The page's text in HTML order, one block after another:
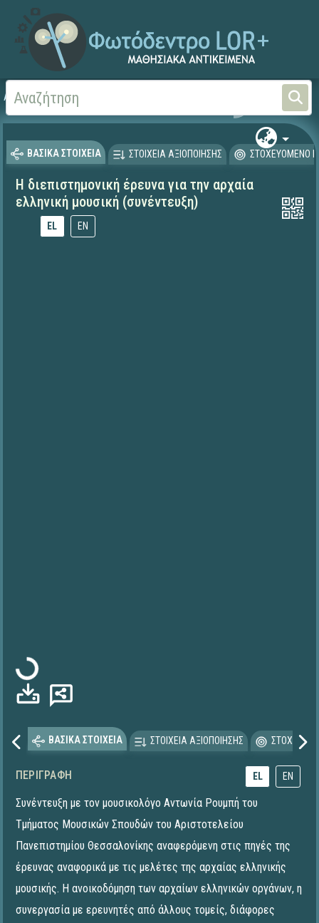
Αρχική
ΒΑΣΙΚΑ ΣΤΟΙΧΕΙΑ ΣΤΟΙΧΕΙΑ ΑΞΙΟΠΟΙΗΣΗΣ ΣΤΟΧΕΥΟΜΕΝΟ
Η διεπιστημονική έρευνα για την αρχαία
ελληνική μουσική (συνέντευξη)
EL EN
Φόρτωση...
ΒΑΣΙΚΑ ΣΤΟΙΧΕΙΑ ΣΤΟΙΧΕΙΑ ΑΞΙΟΠΟΙΗΣΗΣ
ΠΕΡΙΓΡΑΦΉ EL EN
Συνέντευξη με τον μουσικολόγο Αντωνία Ρουμπή του
Τμήματος Μουσικών Σπουδών του Αριστοτελείου
Πανεπιστημίου Θεσσαλονίκης αναφερόμενη στις πηγές της
έρευνας αναφορικά με τις μελέτες της αρχαίας ελληνικής
μουσικής. Η ανοικοδόμηση των αρχαίων ελληνικών οργάνων, η
συνεργασία με ερευνητές από άλλους τομείς, διάφορες